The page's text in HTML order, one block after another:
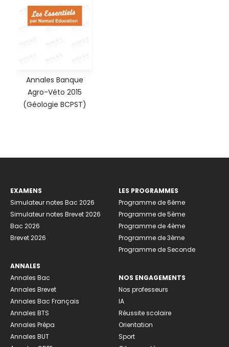
Annales Banque
Agro-Véto 2015
(Géologie BCPST)
EXAMENS
Simulateur notes Bac 2026
Simulateur notes Brevet 2026
Bac 2026
Brevet 2026
ANNALES
Annales Bac
Annales Brevet
Annales Bac Français
Annales BTS
Annales Prépa
Annales BUT
LES PROGRAMMES
Programme de 6ème
Programme de 5ème
Programme de 4ème
Programme de 3ème
Programme de Seconde
NOS ENGAGEMENTS
Nos professeurs
IA
Réussite scolaire
Orientation
Sport